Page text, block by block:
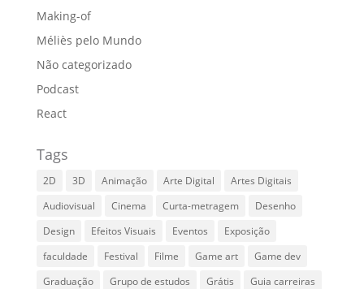
Making-of
Méliès pelo Mundo
Não categorizado
Podcast
React
Tags
2D 3D Animação Arte Digital
Artes Digitais
Audiovisual
Cinema Curta-metragem
Desenho
Design
Efeitos Visuais Eventos
Exposição
faculdade
Festival Filme Game art
Game dev
Graduação
Grupo de estudos Grátis
Guia carreiras